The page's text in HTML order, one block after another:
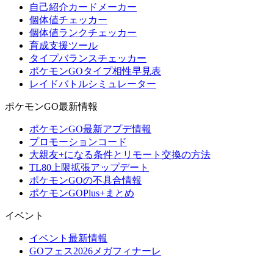
自己紹介カードメーカー
個体値チェッカー
個体値ランクチェッカー
育成支援ツール
タイプバランスチェッカー
ポケモンGOタイプ相性早見表
レイドバトルシミュレーター
ポケモンGO最新情報
ポケモンGO最新アプデ情報
プロモーションコード
大親友+になる条件とリモート交換の方法
TL80上限拡張アップデート
ポケモンGOの不具合情報
ポケモンGOPlus+まとめ
イベント
イベント最新情報
GOフェス2026メガフィナーレ